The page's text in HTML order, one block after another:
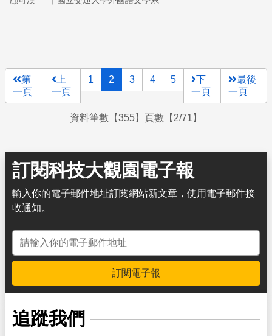
域。
第
一頁
上
一頁
1 2 3 4 5
下
一頁
最後
一頁
資料筆數【355】頁數【2/71】
訂閱科技大觀園電子報
輸入你的電子郵件地址訂閱網站新文章，使用電子郵件接
收通知。
電子郵件地址
訂閱電子報
追蹤我們